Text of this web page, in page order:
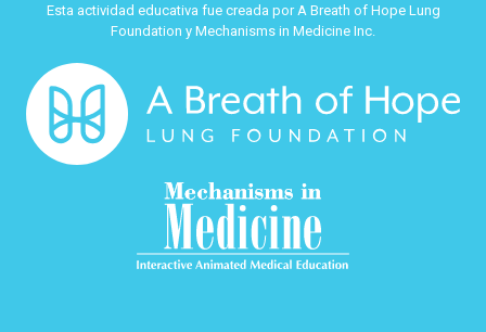
Esta actividad educativa fue creada por A Breath of Hope Lung
Foundation y Mechanisms in Medicine Inc.